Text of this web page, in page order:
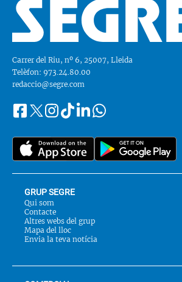
Carrer del Riu, nº 6, 25007, Lleida
Telèfon: 973.24.80.00
redaccio@segre.com
Segueix-
a::
FacebookInstagram
TiktokLinkedinWhatsapp
GRUP SEGRE
Qui som
Contacte
Altres webs del grup
Mapa del lloc
Envia la teva notícia